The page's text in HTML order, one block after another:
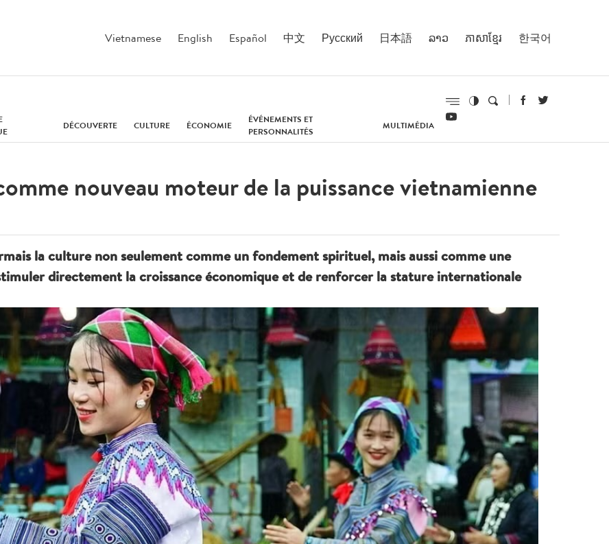
Vietnamese English Español 中文 Русский 日本語 ລາວ ភាសាខ្មែរ 한국어
DÉCOUVERTE CULTURE ÉCONOMIE
ÉVÉNEMENTS ET
PERSONNALITÉS
MULTIMÉDIA
nouveau moteur de la puissance vietnamienne
la culture non seulement comme un fondement spirituel, mais aussi comme une
directement la croissance économique et de renforcer la stature internationale